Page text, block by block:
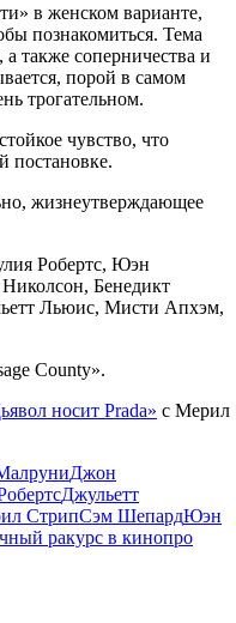
в женском варианте,
познакомиться. Тема
также соперничества и
порой в самом
трогательном.
чувство, что
постановке.
жизнеутверждающее
Робертс, Юэн
Бенедикт
Льюис, Мисти Апхэм,
County».
носит Prada» с Мерил
Джон
Джульетт
СтрипСэм ШепардЮэн
ракурс в кинопро